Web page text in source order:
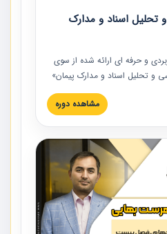
تحلیل اسناد و مدارک
و حرفه‏ ای ارائه شده از سوی
و تحلیل اسناد و مدارک پیمان»
ارائه شد. در این آموزش
پیمان، اولویت بندی اسناد
در این خصوص ارائه شده است.
مشاهده دوره